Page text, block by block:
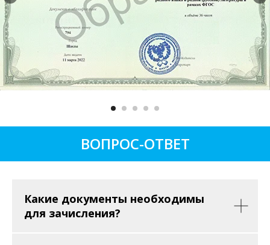
ВОПРОС-ОТВЕТ
Какие документы необходимы
для зачисления?